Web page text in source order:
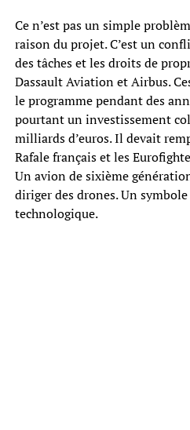
Ce n’est pas un simple
raison du projet. C’est un
des tâches et les droits de
Dassault Aviation et Airbus.
le programme pendant des
pourtant un investissement
milliards d’euros. Il devait
Rafale français et les
Un avion de sixième
diriger des drones. Un
technologique.